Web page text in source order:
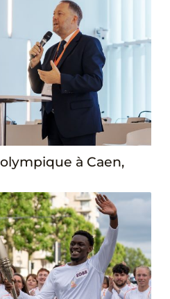
à Caen,